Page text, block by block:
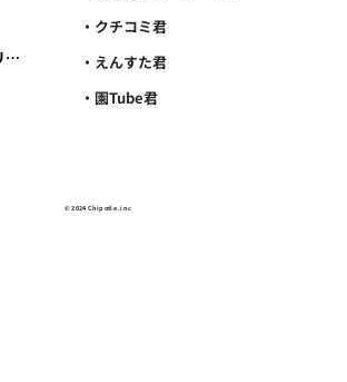
プライバシーポリシー
・クチコミ君
・えんすた君
・園Tube君
© 2024 Chipotle .inc